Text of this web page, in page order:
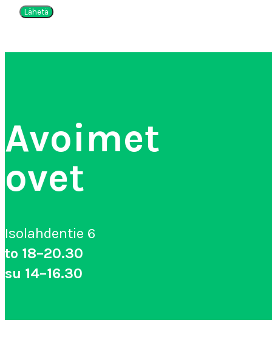
Avoimet
ovet
Isolahdentie 6
to 18–20.30
su 14–16.30